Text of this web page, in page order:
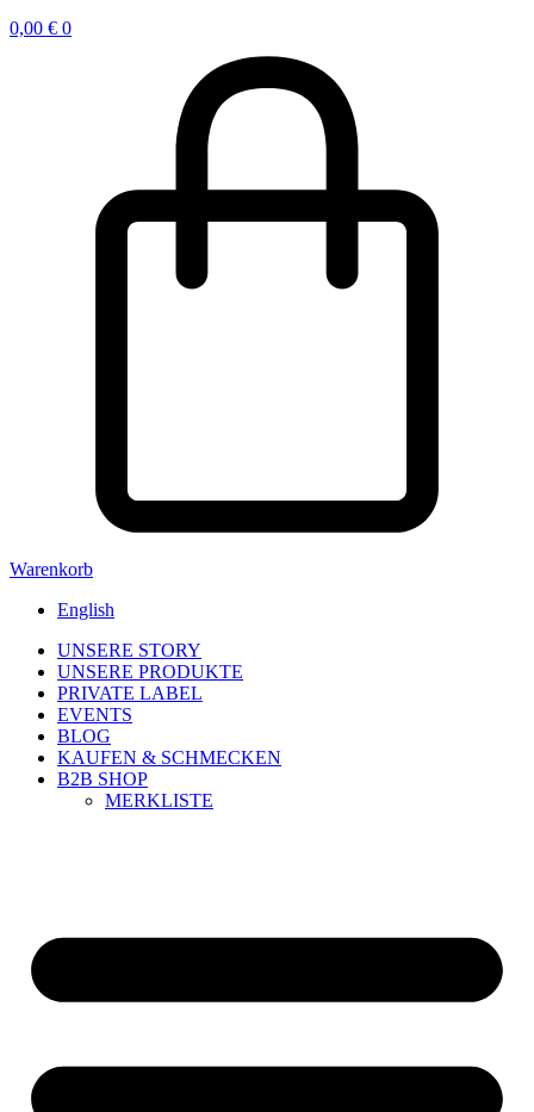
0,00 € 0
Warenkorb
English
UNSERE STORY
UNSERE PRODUKTE
PRIVATE LABEL
EVENTS
BLOG
KAUFEN & SCHMECKEN
B2B SHOP
MERKLISTE